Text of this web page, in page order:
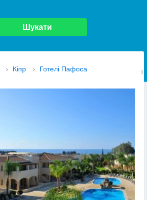
Шукати
› Кіпр › Готелі Пафоса